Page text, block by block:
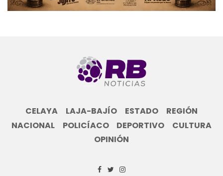
CELAYA LAJA-BAJÍO ESTADO
REGIÓN
NACIONAL
POLICÍACO DEPORTIVO
CULTURA
OPINIÓN